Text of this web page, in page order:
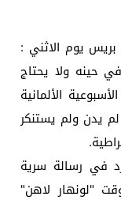
بريس يوم الاثني :
حينه ولا يحتاج
الألمانية
يدن ولم يستنكر
في رسالة سرية
"لونهار لاهن"